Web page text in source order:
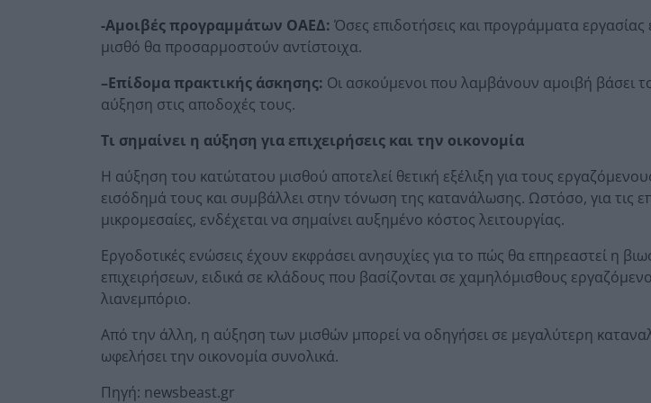
-Αμοιβές προγραμμάτων ΟΑΕΔ: Όσες επιδοτήσεις και προγράμματα
μισθό θα προσαρμοστούν αντίστοιχα.
–Επίδομα πρακτικής άσκησης: Οι ασκούμενοι που λαμβάνουν αμοιβή βάσει
αύξηση στις αποδοχές τους.
Τι σημαίνει η αύξηση για επιχειρήσεις και την οικονομία
Η αύξηση του κατώτατου μισθού αποτελεί θετική εξέλιξη για τους
εισόδημά τους και συμβάλλει στην τόνωση της κατανάλωσης. Ωστόσο, για τις
μικρομεσαίες, ενδέχεται να σημαίνει αυξημένο κόστος λειτουργίας.
Εργοδοτικές ενώσεις έχουν εκφράσει ανησυχίες για το πώς θα επηρεαστεί η
επιχειρήσεων, ειδικά σε κλάδους που βασίζονται σε χαμηλόμισθους
λιανεμπόριο.
Από την άλλη, η αύξηση των μισθών μπορεί να οδηγήσει σε μεγαλύτερη
ωφελήσει την οικονομία συνολικά.
Πηγή: newsbeast.gr